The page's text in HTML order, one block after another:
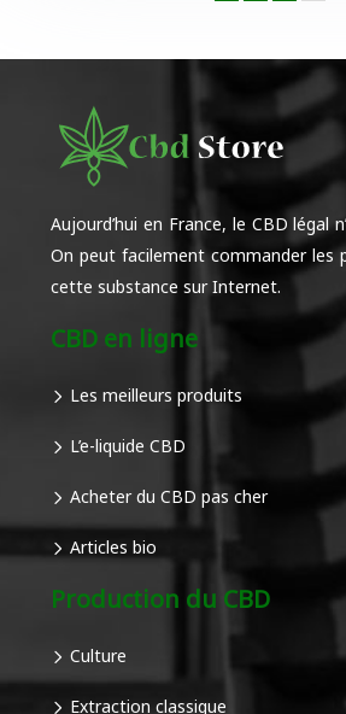
Aujourd’hui en France, le CBD légal
On peut facilement commander les
cette substance sur Internet.
CBD en ligne
Les meilleurs produits
L’e-liquide CBD
Acheter du CBD pas cher
Articles bio
Production du CBD
Culture
Extraction classique